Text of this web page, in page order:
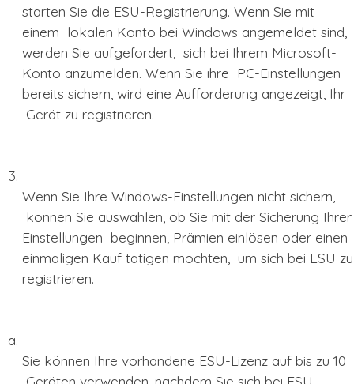
starten Sie die ESU-Registrierung. Wenn Sie mit
einem lokalen Konto bei Windows angemeldet sind,
werden Sie aufgefordert, sich bei Ihrem Microsoft-
Konto anzumelden. Wenn Sie ihre PC-Einstellungen
bereits sichern, wird eine Aufforderung angezeigt, Ihr
Gerät zu registrieren.
Wenn Sie Ihre Windows-Einstellungen nicht sichern,
können Sie auswählen, ob Sie mit der Sicherung Ihrer
Einstellungen beginnen, Prämien einlösen oder einen
einmaligen Kauf tätigen möchten, um sich bei ESU zu
registrieren.
Sie können Ihre vorhandene ESU-Lizenz auf bis zu 10